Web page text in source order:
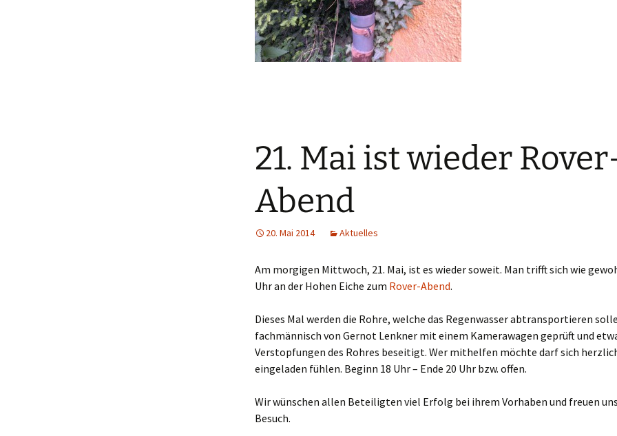
21. Mai ist wieder
Abend
20. Mai 2014 Aktuelles
Am morgigen Mittwoch, 21. Mai, ist es wieder soweit. Man trifft sich wie
Uhr an der Hohen Eiche zum Rover-Abend.
Dieses Mal werden die Rohre, welche das Regenwasser abtransportieren
fachmännisch von Gernot Lenkner mit einem Kamerawagen geprüft und
Verstopfungen des Rohres beseitigt. Wer mithelfen möchte darf sich
eingeladen fühlen. Beginn 18 Uhr – Ende 20 Uhr bzw. offen.
Wir wünschen allen Beteiligten viel Erfolg bei ihrem Vorhaben und freuen
Besuch.